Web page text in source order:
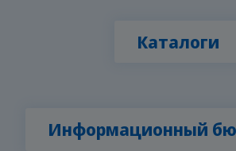
Каталоги
Информационный